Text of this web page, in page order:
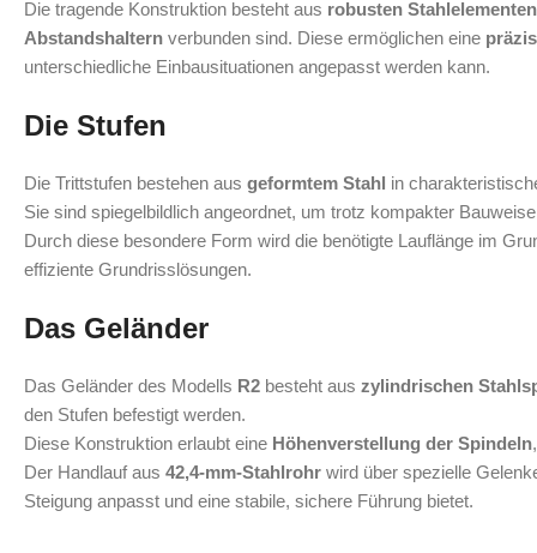
Die tragende Konstruktion besteht aus robusten Stahlelementen
Abstandshaltern verbunden sind. Diese ermöglichen eine
unterschiedliche Einbausituationen angepasst werden kann.
Die Stufen
Die Trittstufen bestehen aus geformtem Stahl in
Sie sind spiegelbildlich angeordnet, um trotz kompakter
Durch diese besondere Form wird die benötigte Lauflänge im
effiziente Grundrisslösungen.
Das Geländer
Das Geländer des Modells R2 besteht aus zylindrischen
den Stufen befestigt werden.
Diese Konstruktion erlaubt eine Höhenverstellung der Spindeln
Der Handlauf aus 42,4‑mm‑Stahlrohr wird über spezielle
Steigung anpasst und eine stabile, sichere Führung bietet.